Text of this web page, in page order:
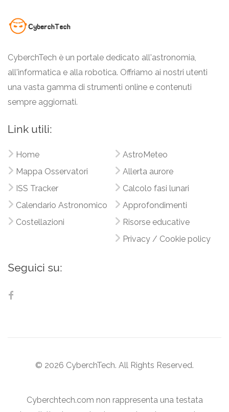
CyberchTech è un portale dedicato all'astronomia,
all'informatica e alla robotica. Offriamo ai nostri utenti
una vasta gamma di strumenti online e contenuti
sempre aggiornati.
Link utili:
Home
Mappa Osservatori
ISS Tracker
Calendario Astronomico
Costellazioni
AstroMeteo
Allerta aurore
Calcolo fasi lunari
Approfondimenti
Risorse educative
Privacy / Cookie policy
Seguici su:
© 2026 CyberchTech. All Rights Reserved.
Cyberchtech.com non rappresenta una testata